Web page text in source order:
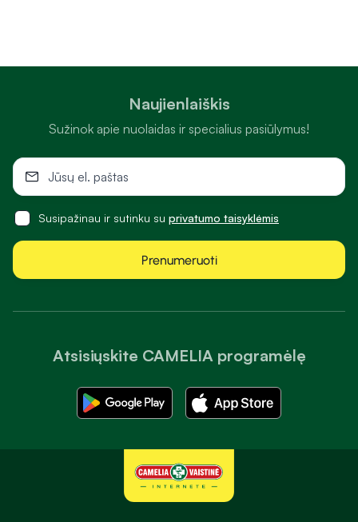
Atsisiųskite CAMELIA programėlę
Naujienlaiškis
Sužinok apie nuolaidas ir specialius pasiūlymus!
Susipažinau ir sutinku su privatumo taisyklėmis
Prenumeruoti